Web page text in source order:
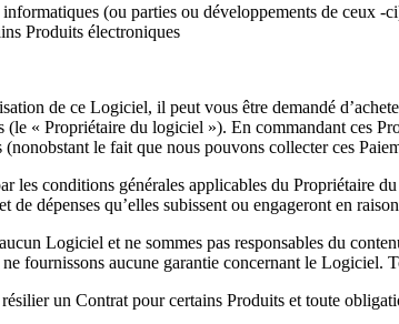
(ou parties ou développements de
Produits électroniques
de ce Logiciel, il peut vous être demandé
(le « Propriétaire du logiciel »). En commandant ces
le fait que nous pouvons collecter ces
les conditions générales applicables du Propriétaire
de dépenses qu’elles subissent ou engageront en
Logiciel et ne sommes pas responsables du
fournissons aucune garantie concernant le Logiciel.
un Contrat pour certains Produits et toute